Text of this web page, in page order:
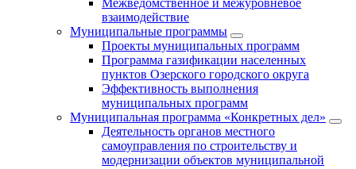
взаимодействие
Муниципальные программы
Проекты муниципальных программ
Программа газификации населенных
пунктов Озерского городского округа
Эффективность выполнения
муниципальных программ
Муниципальная программа «Конкретных дел»
Деятельность органов местного
самоуправления по строительству и
модернизации объектов муниципальной